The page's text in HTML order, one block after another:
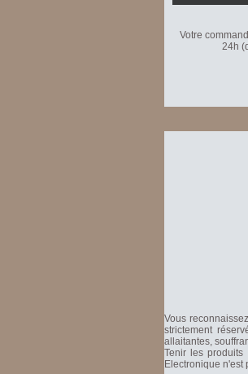
Votre
24h
Vous
strictement
allaitantes,
Tenir les
Electronique n'est